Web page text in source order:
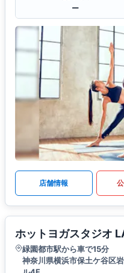
ー
店舗情報
ホットヨガスタジオ
緑園都市駅から車で15分
神奈川県横浜市保土ケ谷区